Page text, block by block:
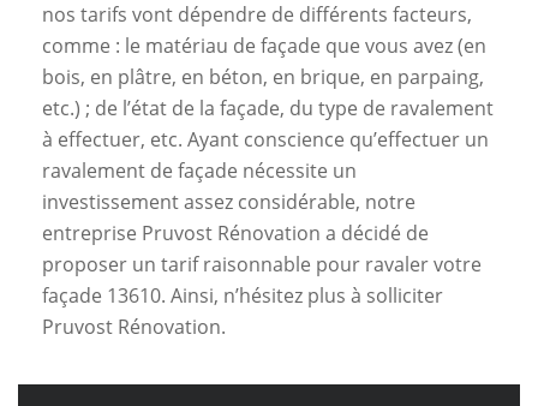
nos tarifs vont dépendre de différents facteurs,
comme : le matériau de façade que vous avez (en
bois, en plâtre, en béton, en brique, en parpaing,
etc.) ; de l’état de la façade, du type de ravalement
à effectuer, etc. Ayant conscience qu’effectuer un
ravalement de façade nécessite un
investissement assez considérable, notre
entreprise Pruvost Rénovation a décidé de
proposer un tarif raisonnable pour ravaler votre
façade 13610. Ainsi, n’hésitez plus à solliciter
Pruvost Rénovation.